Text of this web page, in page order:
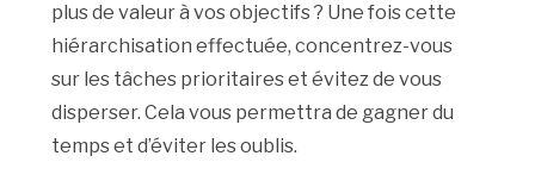
plus de valeur à vos objectifs ? Une fois cette
hiérarchisation effectuée, concentrez-vous
sur les tâches prioritaires et évitez de vous
disperser. Cela vous permettra de gagner du
temps et d’éviter les oublis.